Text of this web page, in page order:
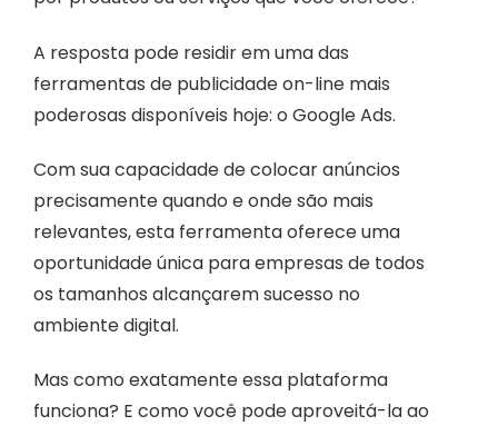
A resposta pode residir em uma das
ferramentas de publicidade on-line mais
poderosas disponíveis hoje: o Google Ads.
Com sua capacidade de colocar anúncios
precisamente quando e onde são mais
relevantes, esta ferramenta oferece uma
oportunidade única para empresas de todos
os tamanhos alcançarem sucesso no
ambiente digital.
Mas como exatamente essa plataforma
funciona? E como você pode aproveitá-la ao